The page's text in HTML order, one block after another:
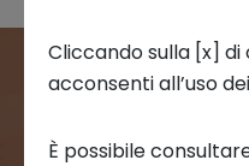
Cliccando sulla [x]
acconsenti all’uso
È possibile